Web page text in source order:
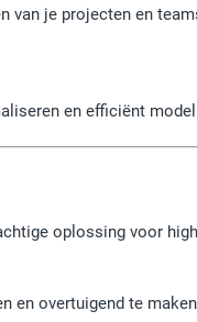
van je projecten en
en efficiënt
oplossing voor
en overtuigend te